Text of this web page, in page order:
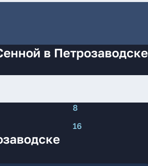
в Петрозаводске
8
16